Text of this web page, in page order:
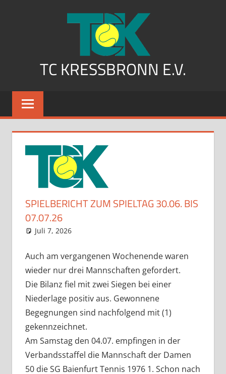
TC KRESSBRONN E.V.
SPIELBERICHT ZUM SPIELTAG 30.06. BIS
07.07.26
Juli 7, 2026
Auch am vergangenen Wochenende waren
wieder nur drei Mannschaften gefordert.
Die Bilanz fiel mit zwei Siegen bei einer
Niederlage positiv aus. Gewonnene
Begegnungen sind nachfolgend mit (1)
gekennzeichnet.
Am Samstag den 04.07. empfingen in der
Verbandsstaffel die Mannschaft der Damen
50 die SG Baienfurt Tennis 1976 1. Schon nach